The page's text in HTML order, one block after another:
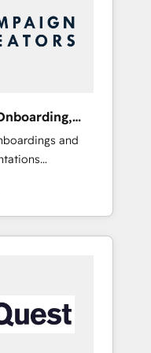
excelencia
a largo
and
Solutions
to migrate,
We specialize
migrations and
into unified,
that